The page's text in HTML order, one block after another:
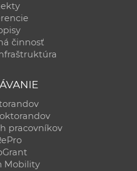
činnosť
pracovníkov
Mobility